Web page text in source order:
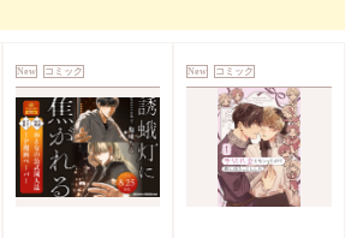
New コミック New コミック